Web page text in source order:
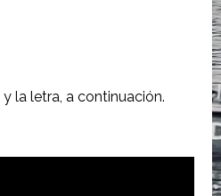
y la letra, a continuación.